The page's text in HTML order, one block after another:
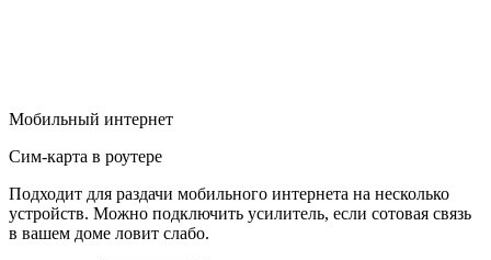
Мобильный интернет
Сим-карта в роутере
Подходит для раздачи мобильного интернета на несколько
устройств. Можно подключить усилитель, если сотовая связь
в вашем доме ловит слабо.